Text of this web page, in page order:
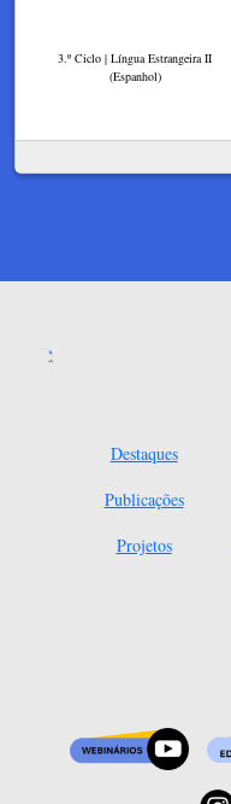
3.º Ciclo | Língua Estrangeira II
(Espanhol)
Destaques
Publicações
Projetos